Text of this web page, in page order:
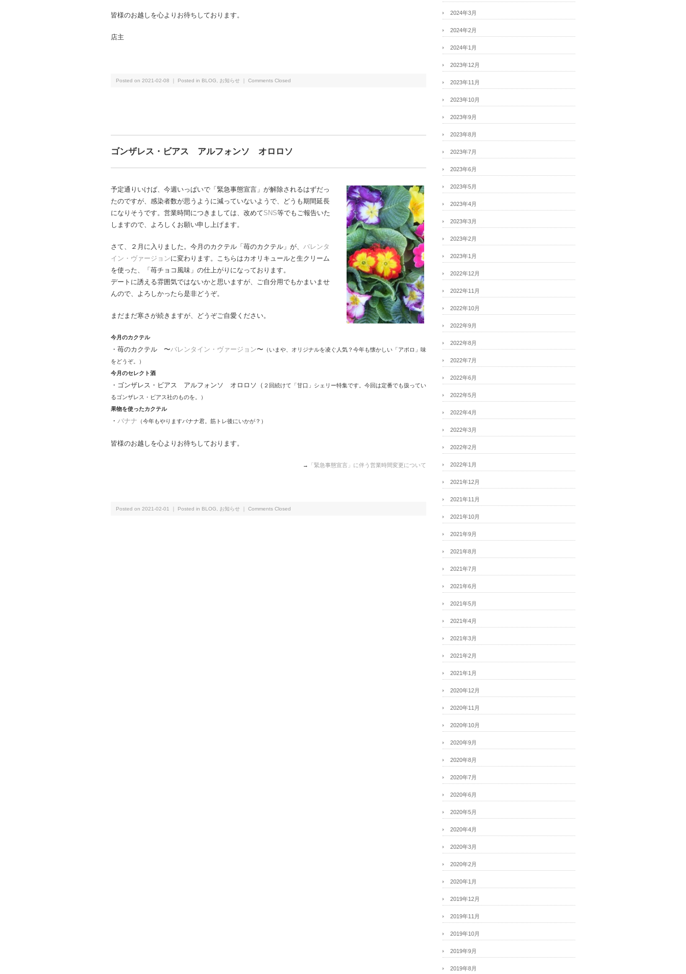
皆様のお越しを心よりお待ちしております。
店主
Posted on 2021-02-08 ｜ Posted in BLOG お知らせ Comments Closed
ゴンザレス・ビアス アルフォンソ オロロソ
予定通りいけば、今週いっぱいで「緊急事態宣言」が解除されるはずだっ
たのですが、感染者数が思うように減っていないようで、どうも期間延長
になりそうです。営業時間につきましては、改めてSNS等でもご報告いた
しますので、よろしくお願い申し上げます。
さて、２月に入りました。今月のカクテル「苺のカクテル」が、 バレンタ
イン・ヴァージョンに変わります。こちらはカオリキュールと生クリーム
を使った、「苺チョコ風味」の仕上がりになっております。
デートに誘える雰囲気ではないかと思いますが、ご自分用でもかまいませ
んので、よろしかったら是非どうぞ。
まだまだ寒さが続きますが、どうぞご自愛ください。
今月のカクテル
・苺のカクテル 〜バレンタイン・ヴァージョン〜 （いまや、オリジナルを凌ぐ人気？今年も懐かしい「アポロ」味
をどうぞ。）
今月のセレクト酒
・ゴンザレス・ビアス アルフォンソ オロロソ（ ２回続けて「甘口」シェリー特集です。今回は定番でも扱ってい
るゴンザレス・ビアス社のものを。）
果物を使ったカクテル
・ バナナ （今年もやりますバナナ君。筋トレ後にいかが？）
皆様のお越しを心よりお待ちしております。
→ 「緊急事態宣言」に伴う営業時間変更について
Posted on 2021-02-01 ｜ Posted in BLOG お知らせ Comments Closed
2024年3月
2024年2月
2024年1月
2023年12月
2023年11月
2023年10月
2023年9月
2023年8月
2023年7月
2023年6月
2023年5月
2023年4月
2023年3月
2023年2月
2023年1月
2022年12月
2022年11月
2022年10月
2022年9月
2022年8月
2022年7月
2022年6月
2022年5月
2022年4月
2022年3月
2022年2月
2022年1月
2021年12月
2021年11月
2021年10月
2021年9月
2021年8月
2021年7月
2021年6月
2021年5月
2021年4月
2021年3月
2021年2月
2021年1月
2020年12月
2020年11月
2020年10月
2020年9月
2020年8月
2020年7月
2020年6月
2020年5月
2020年4月
2020年3月
2020年2月
2020年1月
2019年12月
2019年11月
2019年10月
2019年9月
2019年8月